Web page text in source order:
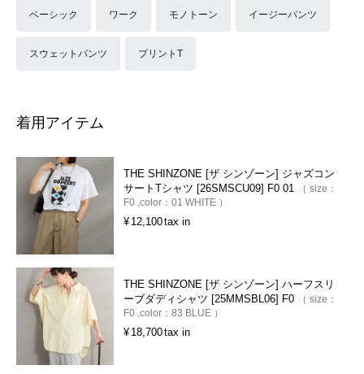
ベーシック ワーク モノトーン イージーパンツ
スウェットパンツ プリントT
着用アイテム
THE SHINZONE [ザ シンゾーン] ジャズコン
サートTシャツ [26SMSCU09] F0 01
size：
F0 color： 01 WHITE
¥ 12,100tax in
THE SHINZONE [ザ シンゾーン] ハーフスリ
ーブダディシャツ [25MMSBL06] F0
size：
F0 color： 83 BLUE
¥ 18,700tax in